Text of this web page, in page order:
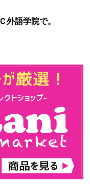
外語学院で。